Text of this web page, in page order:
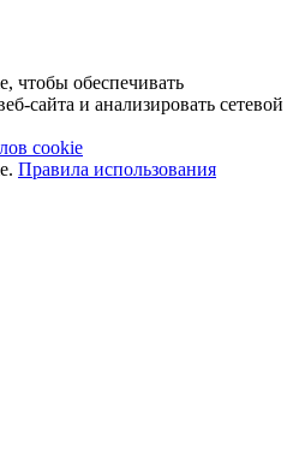
чтобы обеспечивать
сайта и анализировать сетевой
cookie
Правила использования